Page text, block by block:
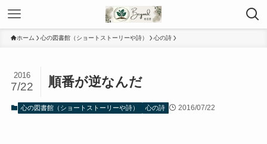
ホーム 心の図書館（ショートストーリーや詩） 心の詩
順番が逆なんだ
2016
7/22
心の図書館（ショートストーリーや詩） 心の詩 2016/07/22